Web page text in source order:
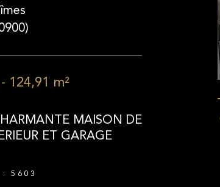
124,91 m²
MAISON DE
ET GARAGE
: 5603